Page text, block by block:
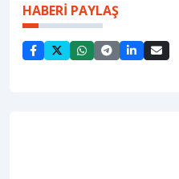
HABERİ PAYLAŞ